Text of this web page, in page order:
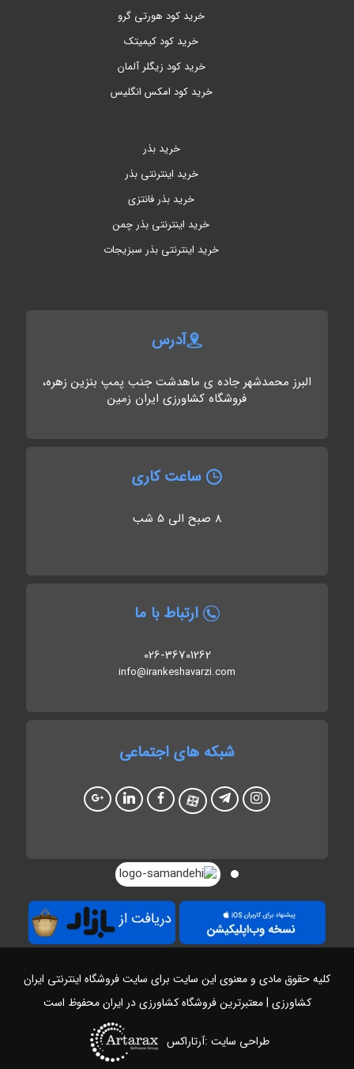
خرید کود هورتی گرو
خرید کود کیمیتک
خرید کود زیگلر آلمان
خرید کود امکس انگلیس
خرید بذر
خرید اینترنتی بذر
خرید بذر فانتزی
خرید اینترنتی بذر چمن
خرید اینترنتی بذر سبزیجات
آدرس
البرز محمدشهر جاده ی ماهدشت جنب پمپ بنزین زهره،
فروشگاه کشاورزی ایران زمین
ساعت کاری
8 صبح الی 5 شب
ارتباط با ما
026-36701262
info@irankeshavarzi.com
شبکه های اجتماعی
کلیه حقوق مادی و معنوی این سایت برای سایتفروشگاه اینترنتی ایران
کشاورزی | معتبرترین فروشگاه کشاورزی در ایرانمحفوظ است
طراحی سایت :آرتاراکس